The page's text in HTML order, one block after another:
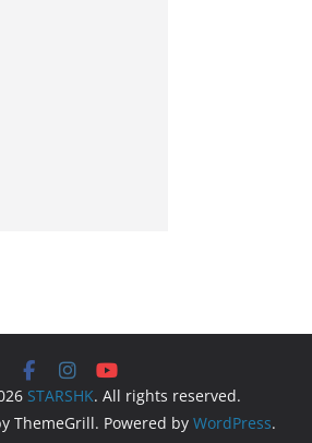
STARSHK. All rights reserved.
ThemeGrill. Powered by WordPress.